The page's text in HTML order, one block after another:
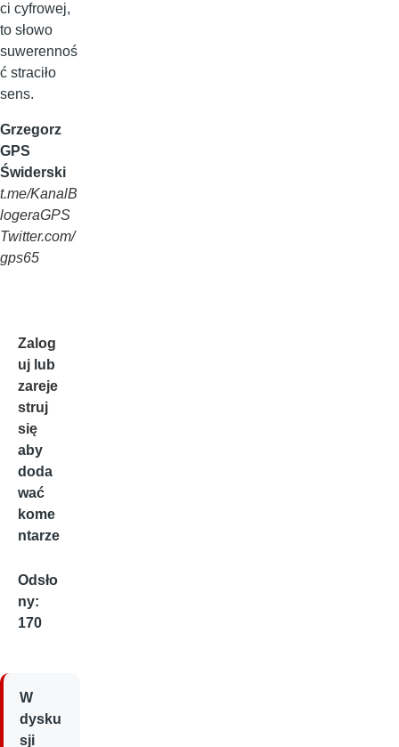
ci cyfrowej,
to słowo
suwerennoś
ć straciło
sens.
Grzegorz
GPS
Świderski
t.me/KanalB
logeraGPS
Twitter.com/
gps65
Zalog
uj lub
zareje
struj
się
aby
doda
wać
kome
ntarze
Odsło
ny:
170
W
dysku
sji